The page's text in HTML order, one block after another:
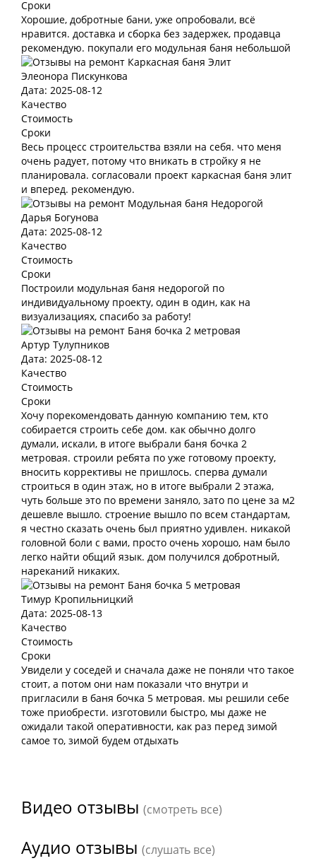
Сроки
Хорошие, добротные бани, уже опробовали, всё
нравится. доставка и сборка без задержек, продавца
рекомендую. покупали его модульная баня небольшой
Элеонора Пискункова
Дата: 2025-08-12
Качество
Стоимость
Сроки
Весь процесс строительства взяли на себя. что меня
очень радует, потому что вникать в стройку я не
планировала. согласовали проект каркасная баня элит
и вперед. рекомендую.
Дарья Богунова
Дата: 2025-08-12
Качество
Стоимость
Сроки
Построили модульная баня недорогой по
индивидуальному проекту, один в один, как на
визуализациях, спасибо за работу!
Артур Тулупников
Дата: 2025-08-12
Качество
Стоимость
Сроки
Хочу порекомендовать данную компанию тем, кто
собирается строить себе дом. как обычно долго
думали, искали, в итоге выбрали баня бочка 2
метровая. строили ребята по уже готовому проекту,
вносить коррективы не пришлось. сперва думали
строиться в один этаж, но в итоге выбрали 2 этажа,
чуть больше это по времени заняло, зато по цене за м2
дешевле вышло. строение вышло по всем стандартам,
я честно сказать очень был приятно удивлен. никакой
головной боли с вами, просто очень хорошо, нам было
легко найти общий язык. дом получился добротный,
нареканий никаких.
Тимур Кропильницкий
Дата: 2025-08-13
Качество
Стоимость
Сроки
Увидели у соседей и сначала даже не поняли что такое
стоит, а потом они нам показали что внутри и
пригласили в баня бочка 5 метровая. мы решили себе
тоже приобрести. изготовили быстро, мы даже не
ожидали такой оперативности, как раз перед зимой
самое то, зимой будем отдыхать
Видео отзывы (смотреть все)
Аудио отзывы (слушать все)